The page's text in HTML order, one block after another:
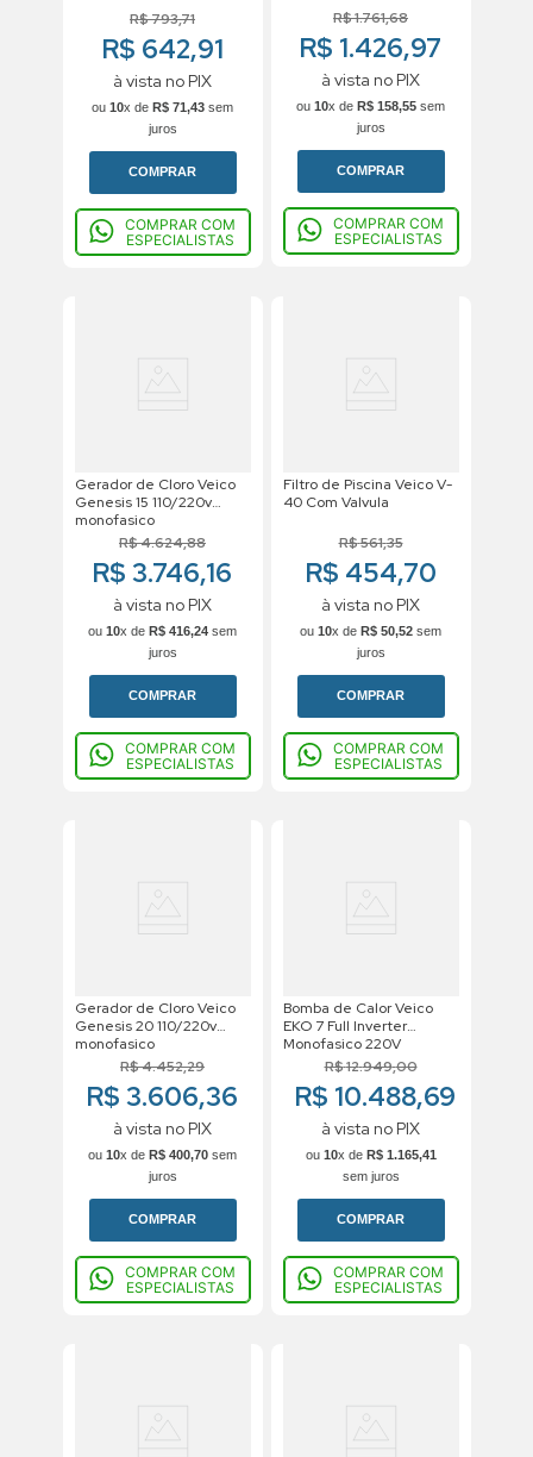
R$793,71
R$ 642,91
à vista no PIX
ou 10x de R$ 71,43 sem
juros
COMPRAR
COMPRAR COM
ESPECIALISTAS
R$1.761,68
R$ 1.426,97
à vista no PIX
ou 10x de R$ 158,55 sem
juros
COMPRAR
COMPRAR COM
ESPECIALISTAS
Gerador de Cloro Veico
Genesis 15 110/220v
monofasico
R$4.624,88
R$ 3.746,16
à vista no PIX
ou 10x de R$ 416,24 sem
juros
COMPRAR
COMPRAR COM
ESPECIALISTAS
Filtro de Piscina Veico V-
40 Com Valvula
R$561,35
R$ 454,70
à vista no PIX
ou 10x de R$ 50,52 sem
juros
COMPRAR
COMPRAR COM
ESPECIALISTAS
Gerador de Cloro Veico
Genesis 20 110/220v
monofasico
R$4.452,29
R$ 3.606,36
à vista no PIX
ou 10x de R$ 400,70 sem
juros
COMPRAR
COMPRAR COM
ESPECIALISTAS
Bomba de Calor Veico
EKO 7 Full Inverter
Monofasico 220V
R$12.949,00
R$ 10.488,69
à vista no PIX
ou 10x de R$ 1.165,41
sem juros
COMPRAR
COMPRAR COM
ESPECIALISTAS